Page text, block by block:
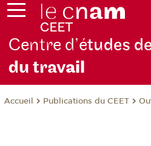
Centre d’études
du travail
Accueil Publications du CEET